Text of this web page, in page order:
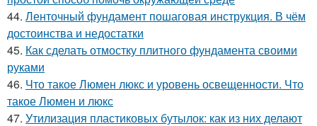
44. Ленточный фундамент пошаговая инструкция. В чём
достоинства и недостатки
45. Как сделать отмостку плитного фундамента своими
руками
46. Что такое Люмен люкс и уровень освещенности. Что
такое Люмен и люкс
47. Утилизация пластиковых бутылок: как из них делают